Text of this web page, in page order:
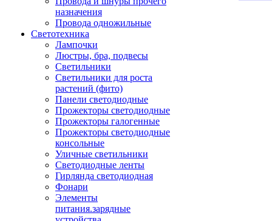
назначения
Провода одножильные
Светотехника
Лампочки
Люстры, бра, подвесы
Светильники
Светильники для роста
растений (фито)
Панели светодиодные
Прожекторы светодиодные
Прожекторы галогенные
Прожекторы светодиодные
консольные
Уличные светильники
Светодиодные ленты
Гирлянда светодиодная
Фонари
Элементы
питания.зарядные